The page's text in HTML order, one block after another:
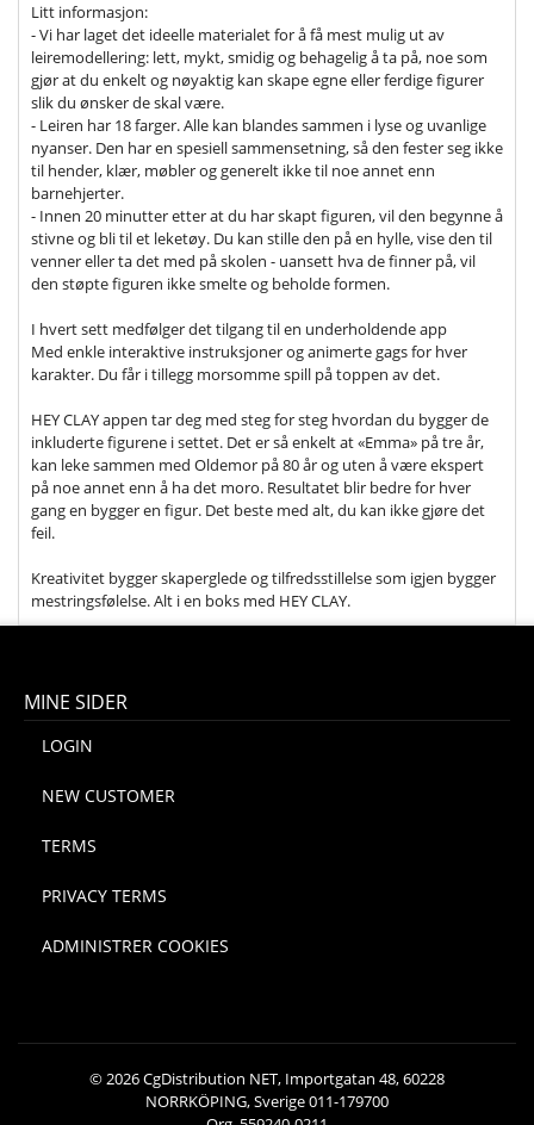
Litt informasjon:
- Vi har laget det ideelle materialet for å få mest mulig ut av
leiremodellering: lett, mykt, smidig og behagelig å ta på, noe som
gjør at du enkelt og nøyaktig kan skape egne eller ferdige figurer
slik du ønsker de skal være.
- Leiren har 18 farger. Alle kan blandes sammen i lyse og uvanlige
nyanser. Den har en spesiell sammensetning, så den fester seg ikke
til hender, klær, møbler og generelt ikke til noe annet enn
barnehjerter.
- Innen 20 minutter etter at du har skapt figuren, vil den begynne å
stivne og bli til et leketøy. Du kan stille den på en hylle, vise den til
venner eller ta det med på skolen - uansett hva de finner på, vil
den støpte figuren ikke smelte og beholde formen.
I hvert sett medfølger det tilgang til en underholdende app
Med enkle interaktive instruksjoner og animerte gags for hver
karakter. Du får i tillegg morsomme spill på toppen av det.
HEY CLAY appen tar deg med steg for steg hvordan du bygger de
inkluderte figurene i settet. Det er så enkelt at «Emma» på tre år,
kan leke sammen med Oldemor på 80 år og uten å være ekspert
på noe annet enn å ha det moro. Resultatet blir bedre for hver
gang en bygger en figur. Det beste med alt, du kan ikke gjøre det
feil.
Kreativitet bygger skaperglede og tilfredsstillelse som igjen bygger
mestringsfølelse. Alt i en boks med HEY CLAY.
MINE SIDER
LOGIN
NEW CUSTOMER
TERMS
PRIVACY TERMS
ADMINISTRER COOKIES
© 2026 CgDistribution NET, Importgatan 48, 60228
NORRKÖPING, Sverige 011-179700